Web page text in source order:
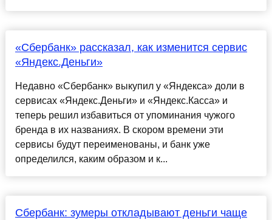
«Сбербанк» рассказал, как изменится сервис
«Яндекс.Деньги»
Недавно «Сбербанк» выкупил у «Яндекса» доли в
сервисах «Яндекс.Деньги» и «Яндекс.Касса» и
теперь решил избавиться от упоминания чужого
бренда в их названиях. В скором времени эти
сервисы будут переименованы, и банк уже
определился, каким образом и к...
Сбербанк: зумеры откладывают деньги чаще